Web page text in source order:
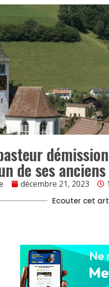
de ses
décembre 21, 2023
Ecouter cet